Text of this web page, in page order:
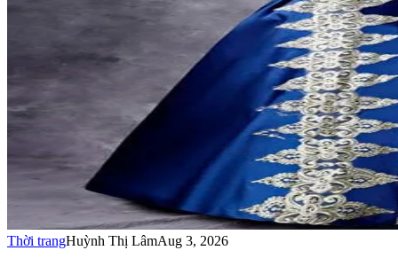
Thời trangHuỳnh Thị LâmAug 3, 2026